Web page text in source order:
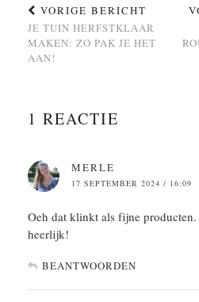
VORIGE BERICHT
JE TUIN HERFSTKLAAR
MAKEN: ZO PAK JE HET
AAN!
1 REACTIE
MERLE
17 SEPTEMBER 2024 / 16:09
Oeh dat klinkt als fijne
heerlijk!
BEANTWOORDEN